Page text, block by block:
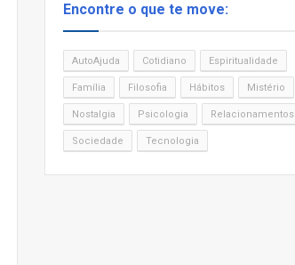
Encontre o que te move:
AutoAjuda Cotidiano Espiritualidade
Família Filosofia Hábitos Mistério
Nostalgia Psicologia Relacionamentos
Sociedade Tecnologia